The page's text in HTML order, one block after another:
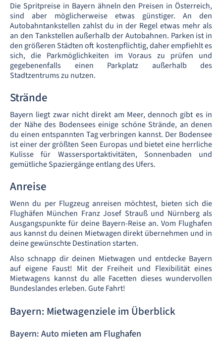
Die Spritpreise in Bayern ähneln den Preisen in Österreich,
sind aber möglicherweise etwas günstiger. An den
Autobahntankstellen zahlst du in der Regel etwas mehr als
an den Tankstellen außerhalb der Autobahnen. Parken ist in
den größeren Städten oft kostenpflichtig, daher empfiehlt es
sich, die Parkmöglichkeiten im Voraus zu prüfen und
gegebenenfalls einen Parkplatz außerhalb des
Stadtzentrums zu nutzen.
Strände
Bayern liegt zwar nicht direkt am Meer, dennoch gibt es in
der Nähe des Bodensees einige schöne Strände, an denen
du einen entspannten Tag verbringen kannst. Der Bodensee
ist einer der größten Seen Europas und bietet eine herrliche
Kulisse für Wassersportaktivitäten, Sonnenbaden und
gemütliche Spaziergänge entlang des Ufers.
Anreise
Wenn du per Flugzeug anreisen möchtest, bieten sich die
Flughäfen München Franz Josef Strauß und Nürnberg als
Ausgangspunkte für deine Bayern-Reise an. Vom Flughafen
aus kannst du deinen Mietwagen direkt übernehmen und in
deine gewünschte Destination starten.
Also schnapp dir deinen Mietwagen und entdecke Bayern
auf eigene Faust! Mit der Freiheit und Flexibilität eines
Mietwagens kannst du alle Facetten dieses wundervollen
Bundeslandes erleben. Gute Fahrt!
Bayern: Mietwagenziele im Überblick
Bayern: Auto mieten am Flughafen